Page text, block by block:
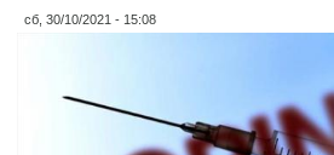
сб, 30/10/2021 - 15:08